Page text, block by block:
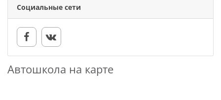
Социальные сети
Автошкола на карте